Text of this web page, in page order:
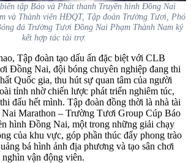
tập Báo và Phát thanh Truyền hình Đồng Nai
và Thành viên HĐQT, Tập đoàn Trường Tươi, Phó
đá Trường Tươi Đồng Nai Phạm Thành Nam ký
kết hợp tác tài trợ.
Tập đoàn tạo dấu ấn đặc biệt với CLB
Đồng Nai, đội bóng chuyên nghiệp đang thi
Quốc gia, thu hút sự quan tâm của người
tỉnh nhờ chiến lược phát triển nghiêm túc,
đấu hết mình. Tập đoàn đồng thời là nhà tài
Marathon – Trường Tươi Group Cúp Báo
hình Đồng Nai, một trong những giải chạy
của khu vực, góp phần thúc đẩy phong trào
bá hình ảnh địa phương và tạo sân chơi
vận động viên.